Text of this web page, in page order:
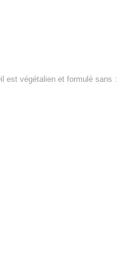
est végétalien et formulé sans :